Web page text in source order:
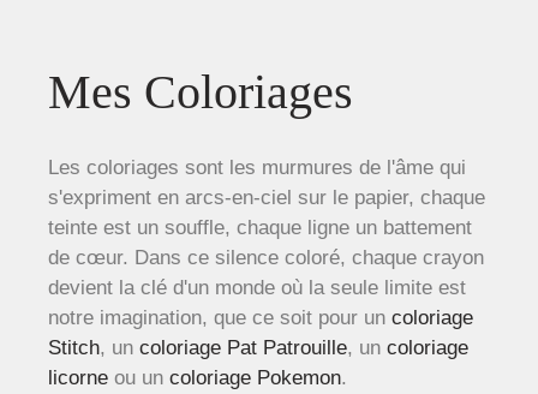
Mes Coloriages
Les coloriages sont les murmures de l'âme qui
s'expriment en arcs-en-ciel sur le papier, chaque
teinte est un souffle, chaque ligne un battement
de cœur. Dans ce silence coloré, chaque crayon
devient la clé d'un monde où la seule limite est
notre imagination, que ce soit pour un coloriage
Stitch, un coloriage Pat Patrouille, un coloriage
licorne ou un coloriage Pokemon.